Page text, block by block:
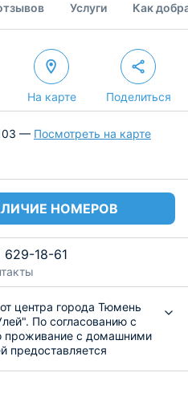
Услуги Как
На карте Поделиться
— Посмотреть на карте
НОМЕРОВ
629-18-61
центра города Тюмень
По согласованию с
проживание с домашними
предоставляется